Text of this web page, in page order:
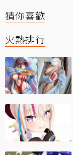
猜你喜歡
火熱排行